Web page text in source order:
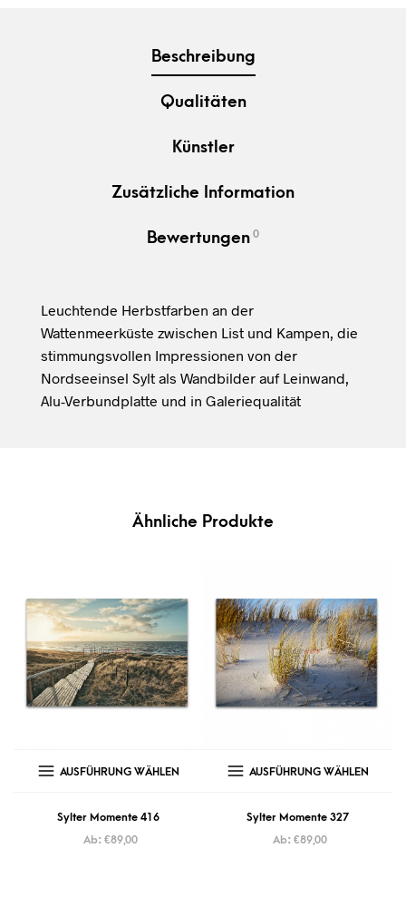
Beschreibung
Qualitäten
Künstler
Zusätzliche Information
Bewertungen 0
Leuchtende Herbstfarben an der
Wattenmeerküste zwischen List und Kampen, die
stimmungsvollen Impressionen von der
Nordseeinsel Sylt als Wandbilder auf Leinwand,
Alu-Verbundplatte und in Galeriequalität
Ähnliche Produkte
AUSFÜHRUNG WÄHLEN
Sylter Momente 416
Ab: €89,00
AUSFÜHRUNG WÄHLEN
Sylter Momente 327
Ab: €89,00